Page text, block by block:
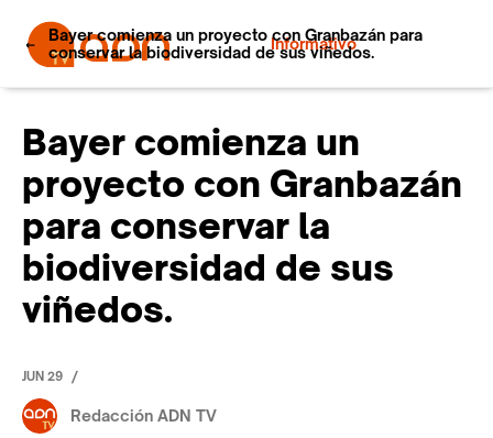
Informativo
Bayer comienza un proyecto con Granbazán para
conservar la biodiversidad de sus viñedos.
Bayer comienza un
proyecto con Granbazán
para conservar la
biodiversidad de sus
viñedos.
JUN 29 /
Redacción ADN TV